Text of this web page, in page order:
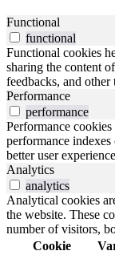
Functional
functional
Functional cookies
sharing the content
feedbacks, and
Performance
performance
Performance
performance
better user
Analytics
analytics
Analytical cookies
the website. These
number of visitors,
Cookie